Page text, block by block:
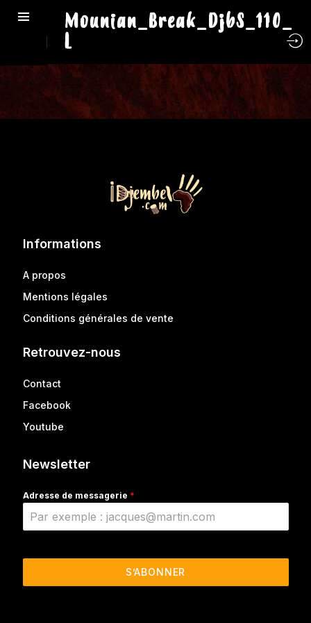
Mounian_Break_DjbS_110_
L
Informations
A propos
Mentions légales
Conditions générales de vente
Retrouvez-nous
Contact
Facebook
Youtube
Newsletter
Adresse de messagerie *
S’ABONNER